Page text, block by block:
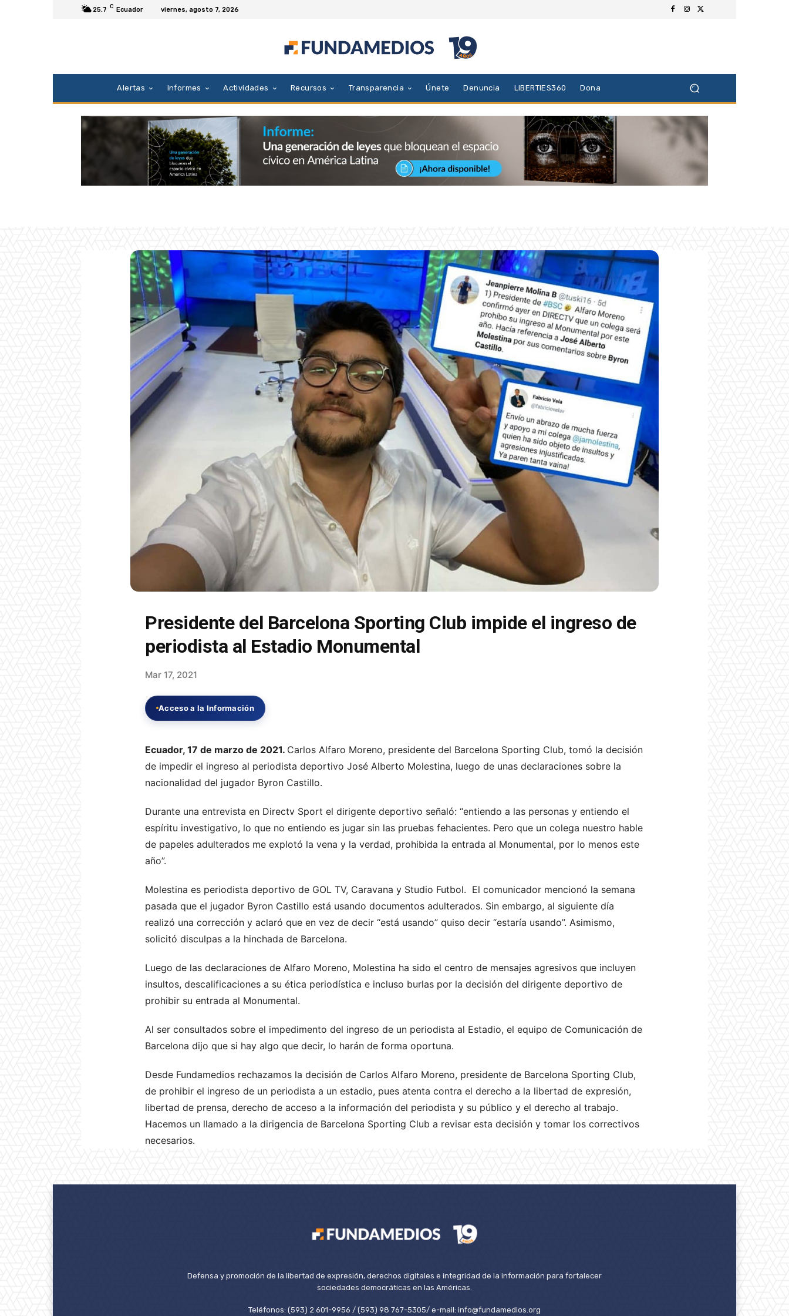
25.7 C Ecuador viernes, agosto 7, 2026
Alertas Informes Actividades Recursos Transparencia Únete Denuncia LIBERTIES360 Dona
Presidente del Barcelona Sporting Club impide el ingreso de
periodista al Estadio Monumental
Mar 17, 2021
Acceso a la Información
Ecuador, 17 de marzo de 2021. Carlos Alfaro Moreno, presidente del Barcelona Sporting Club, tomó la decisión
de impedir el ingreso al periodista deportivo José Alberto Molestina, luego de unas declaraciones sobre la
nacionalidad del jugador Byron Castillo.
Durante una entrevista en Directv Sport el dirigente deportivo señaló: “entiendo a las personas y entiendo el
espíritu investigativo, lo que no entiendo es jugar sin las pruebas fehacientes. Pero que un colega nuestro hable
de papeles adulterados me explotó la vena y la verdad, prohibida la entrada al Monumental, por lo menos este
año”.
Molestina es periodista deportivo de GOL TV, Caravana y Studio Futbol. El comunicador mencionó la semana
pasada que el jugador Byron Castillo está usando documentos adulterados. Sin embargo, al siguiente día
realizó una corrección y aclaró que en vez de decir “está usando” quiso decir “estaría usando”. Asimismo,
solicitó disculpas a la hinchada de Barcelona.
Luego de las declaraciones de Alfaro Moreno, Molestina ha sido el centro de mensajes agresivos que incluyen
insultos, descalificaciones a su ética periodística e incluso burlas por la decisión del dirigente deportivo de
prohibir su entrada al Monumental.
Al ser consultados sobre el impedimento del ingreso de un periodista al Estadio, el equipo de Comunicación de
Barcelona dijo que si hay algo que decir, lo harán de forma oportuna.
Desde Fundamedios rechazamos la decisión de Carlos Alfaro Moreno, presidente de Barcelona Sporting Club,
de prohibir el ingreso de un periodista a un estadio, pues atenta contra el derecho a la libertad de expresión,
libertad de prensa, derecho de acceso a la información del periodista y su público y el derecho al trabajo.
Hacemos un llamado a la dirigencia de Barcelona Sporting Club a revisar esta decisión y tomar los correctivos
necesarios.
Defensa y promoción de la libertad de expresión, derechos digitales e integridad de la información para fortalecer
sociedades democráticas en las Américas.
Teléfonos: (593) 2 601-9956 / (593) 98 767-5305/ e-mail: info@fundamedios.org